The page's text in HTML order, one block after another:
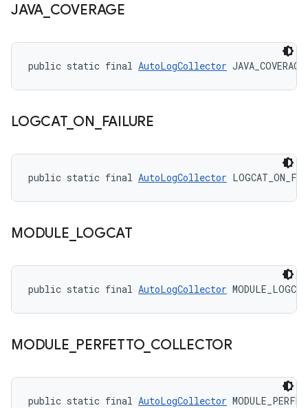
JAVA COVERAGE
public static final AutoLogCollector JAVA_COVERAGE
LOGCAT_ ON FAILURE
public static final AutoLogCollector
MODULE LOGCAT
public static final AutoLogCollector MODULE_LOGCAT
MODULE PERFETTO_ COLLECTOR
public static final AutoLogCollector